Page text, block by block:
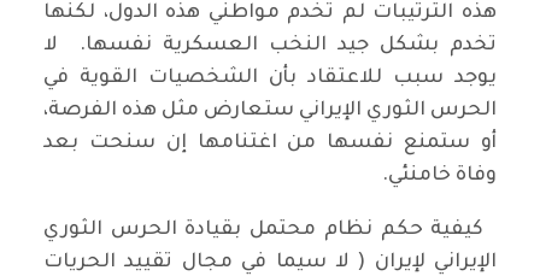
هذه الترتيبات لم تخدم مواطني هذه الدول، لكنها
تخدم بشكل جيد النخب العسكرية نفسها. لا
يوجد سبب للاعتقاد بأن الشخصيات القوية في
الحرس الثوري الإيراني ستعارض مثل هذه الفرصة،
أو ستمنع نفسها من اغتنامها إن سنحت بعد
وفاة خامنئي.
كيفية حكم نظام محتمل بقيادة الحرس الثوري
الإيراني لإيران ( لا سيما في مجال تقييد الحريات